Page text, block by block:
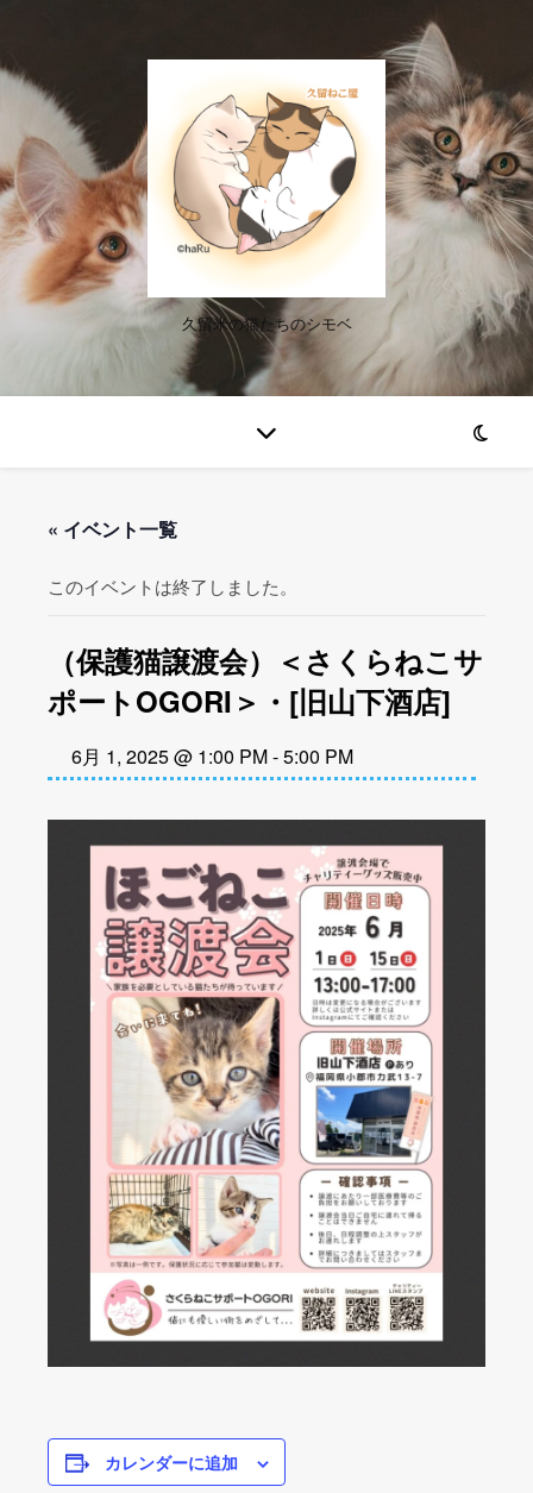
久留米の猫たちのシモベ
« イベント一覧
このイベントは終了しました。
（保護猫譲渡会）＜さくらねこサ
ポートOGORI＞・[旧山下酒店]
6月 1, 2025 @ 1:00 PM-5:00 PM
カレンダーに追加